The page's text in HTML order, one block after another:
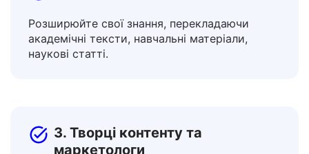
2. Студенти та дослідники
Розширюйте свої знання, перекладаючи